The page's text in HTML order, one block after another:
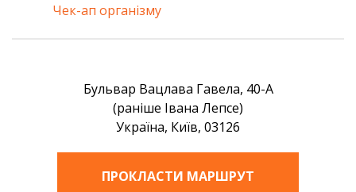
Чек-ап організму
Бульвар Вацлава Гавела, 40-А
(раніше Івана Лепсе)
Україна, Київ, 03126
ПРОКЛАСТИ МАРШРУТ